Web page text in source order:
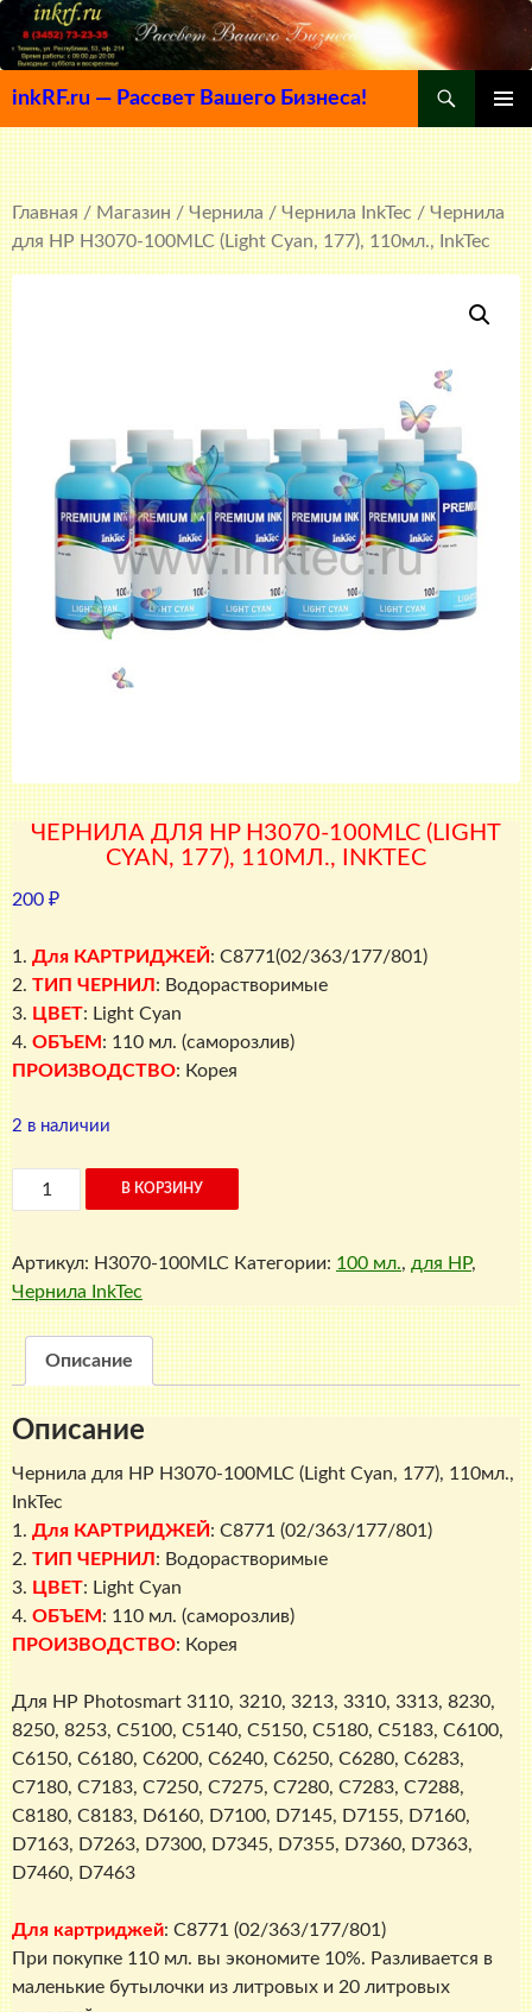
inkRF.ru — Рассвет Вашего Бизнеса!
МЕНЮ
К
СОДЕРЖИМОМУ
Главная/Магазин/Чернила/Чернила InkTec/ Чернила
для HP H3070-100MLC (Light Cyan, 177), 110мл., InkTec
ЧЕРНИЛА ДЛЯ HP H3070-100MLC (LIGHT
CYAN, 177), 110МЛ., INKTEC
200 ₽
1. Для КАРТРИДЖЕЙ : C8771(02/363/177/801)
2. ТИП ЧЕРНИЛ : Водорастворимые
3. ЦВЕТ: Light Cyan
4. ОБЪЕМ : 110 мл. (саморозлив)
ПРОИЗВОДСТВО: Корея
2 в наличии
Количество
товара
Чернила
для
HP
H3070-
100MLC
(Light
Cyan,
177),
110мл.,
InkTec
В КОРЗИНУ
Артикул: H3070-100MLC Категории: 100 мл., для HP,
Чернила InkTec
Описание
Описание
Чернила для HP H3070-100MLC (Light Cyan, 177), 110мл.,
InkTec
1. Для КАРТРИДЖЕЙ : C8771 (02/363/177/801)
2. ТИП ЧЕРНИЛ : Водорастворимые
3. ЦВЕТ: Light Cyan
4. ОБЪЕМ : 110 мл. (саморозлив)
ПРОИЗВОДСТВО: Корея
Для HP Photosmart 3110, 3210, 3213, 3310, 3313, 8230,
8250, 8253, C5100, C5140, C5150, C5180, C5183, C6100,
C6150, C6180, C6200, C6240, C6250, C6280, C6283,
C7180, C7183, C7250, C7275, C7280, C7283, C7288,
C8180, C8183, D6160, D7100, D7145, D7155, D7160,
D7163, D7263, D7300, D7345, D7355, D7360, D7363,
D7460, D7463
Для картриджей: C8771 (02/363/177/801)
При покупке 110 мл. вы экономите 10%. Разливается в
маленькие бутылочки из литровых и 20 литровых